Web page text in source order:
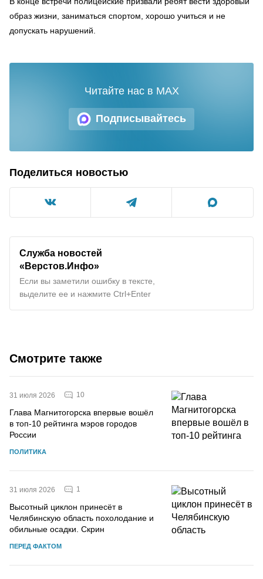
образ жизни, заниматься спортом, хорошо учиться и не
допускать нарушений.
Подписывайтесь
Читайте нас в MAX
Поделиться новостью
Служба новостей
«Верстов.Инфо»
Если вы заметили ошибку в тексте,
выделите ее и нажмите Ctrl+Enter
Смотрите также
31 июля 2026 10
Глава Магнитогорска впервые вошёл
в топ-10 рейтинга мэров городов
России
ПОЛИТИКА
31 июля 2026 1
Высотный циклон принесёт в
Челябинскую область похолодание и
обильные осадки. Скрин
ПЕРЕД ФАКТОМ